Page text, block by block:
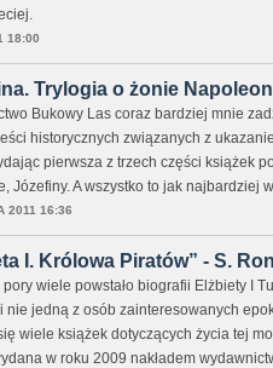
18:00
Trylogia o żonie
Bukowy Las coraz bardziej mnie
historycznych związanych z
pierwsza z trzech części książek
Józefiny. A wszystko to jak najbardziej
2011 16:36
I. Królowa Piratów” - S.
pory wiele powstało biografii Elżbiety I
nie jedną z osób zainteresowanych
wiele książek dotyczących życia tej
w roku 2009 nakładem